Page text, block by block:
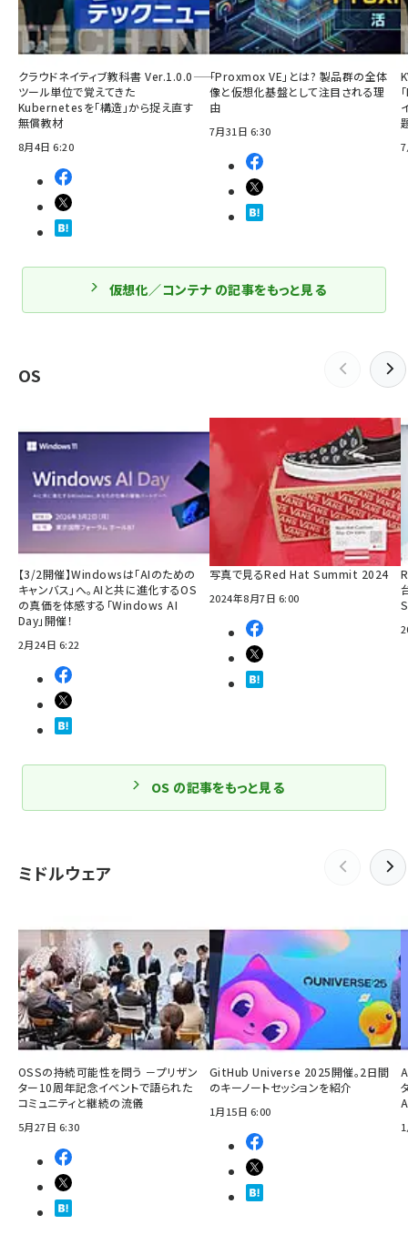
クラウドネイティブ教科書 Ver.1.0.0――
ツール単位で覚えてきた
Kubernetesを「構造」から捉え直す
無償教材
8月4日 6:20
「Proxmox VE」とは? 製品群の全体
像と仮想化基盤として注目される理
由
7月31日 6:30
仮想化／コンテナ の記事をもっと見る
OS
【3/2開催】Windowsは「AIのための
キャンバス」へ。AIと共に進化するOS
の真価を体感する「Windows AI
Day」開催！
2月24日 6:22
写真で見るRed Hat Summit 2024
2024年8月7日 6:00
OS の記事をもっと見る
ミドルウェア
OSSの持続可能性を問う －プリザン
ター10周年記念イベントで語られた
コミュニティと継続の流儀
5月27日 6:30
GitHub Universe 2025開催。2日間
のキーノートセッションを紹介
1月15日 6:00